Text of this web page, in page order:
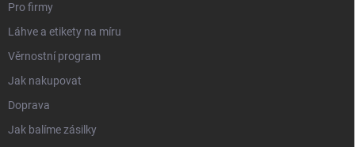
Pro firmy
Láhve a etikety na míru
Věrnostní program
Jak nakupovat
Doprava
Jak balíme zásilky